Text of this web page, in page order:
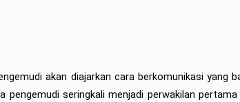
akan diajarkan cara berkomunikasi yang
seringkali menjadi perwakilan